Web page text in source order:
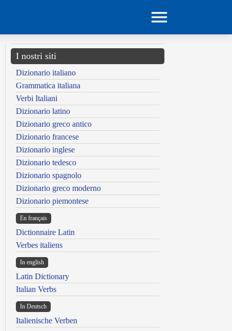
I nostri siti
Dizionario italiano
Grammatica italiana
Verbi Italiani
Dizionario latino
Dizionario greco antico
Dizionario francese
Dizionario inglese
Dizionario tedesco
Dizionario spagnolo
Dizionario greco moderno
Dizionario piemontese
En français
Dictionnaire Latin
Verbes italiens
In english
Latin Dictionary
Italian Verbs
In Deutsch
Italienische Verben